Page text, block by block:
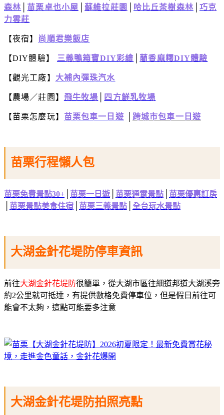
森林
苗栗卓也小屋 │蘇維拉莊園 哈比丘茶樹森林
巧克
力雲莊
【夜宿】 尚順君樂飯店
【DIY體驗】 三義鴨箱寶DIY彩繪 藺香麻糬DIY體驗
【觀光工廠】 大補內彈珠汽水
【農場／莊園】 飛牛牧場 四方鮮乳牧場
【苗栗怎麼玩】 苗栗包車一日遊 跨城市包車一日遊
苗栗行程懶人包
苗栗免費景點30+ 苗栗一日遊 苗栗通霄景點
苗栗優惠訂房
苗栗景點美食住宿 苗栗三義景點 全台玩水景點
大湖金針花堤防停車資訊
前往大湖金針花堤防很簡單，從大湖市區往細道邦道大湖溪旁
約2公里就可抵達，有提供數格免費停車位，但是假日前往可
能會不太夠，這點可能要多注意
大湖金針花堤防拍照亮點